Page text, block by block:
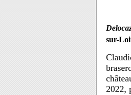
sur-
2022,